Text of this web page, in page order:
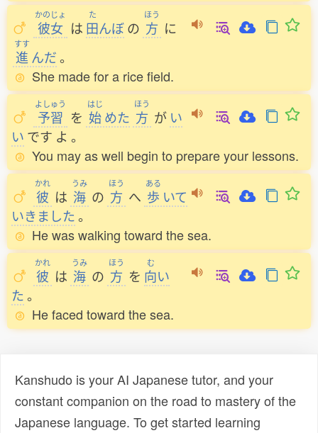
かのじょ
彼女 は
た
田んぼの
ほう
方 に
すす
進 んだ。
She made for a rice field.
よしゅう
予習 を
はじ
始めた
ほう
方 が い
い です よ 。
You may as well begin to prepare your lessons.
かれ
彼 は
うみ
海 の
ほう
方 へ
ある
歩 いて
いきました。
He was walking toward the sea.
かれ
彼 は
うみ
海 の
ほう
方 を
む
向い
た。
He faced toward the sea.
Kanshudo is your AI Japanese tutor, and your
constant companion on the road to mastery of the
Japanese language. To get started learning